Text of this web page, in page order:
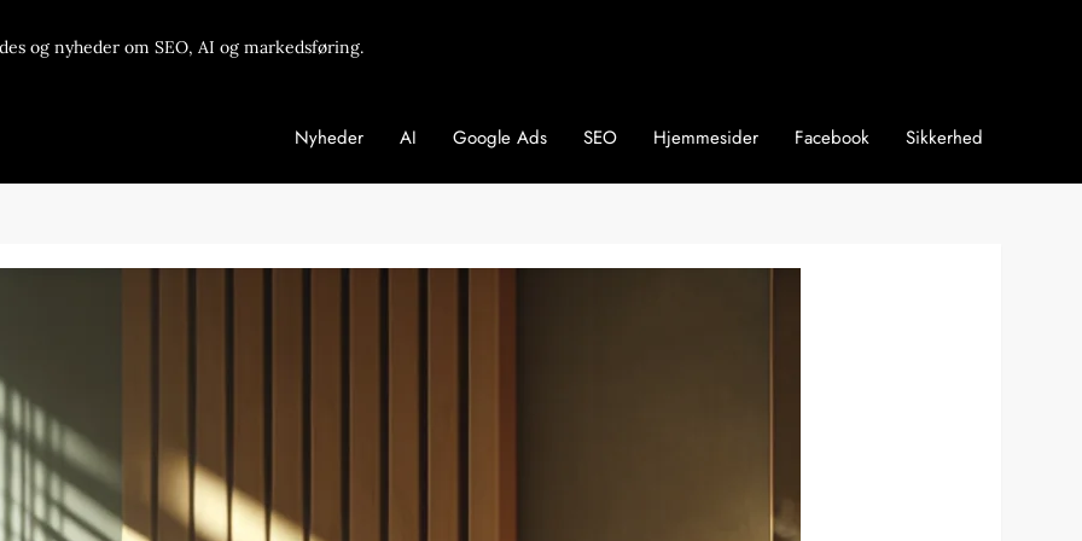
og nyheder om SEO, AI og markedsføring.
Nyheder AI Google Ads SEO Hjemmesider Facebook Sikkerhed